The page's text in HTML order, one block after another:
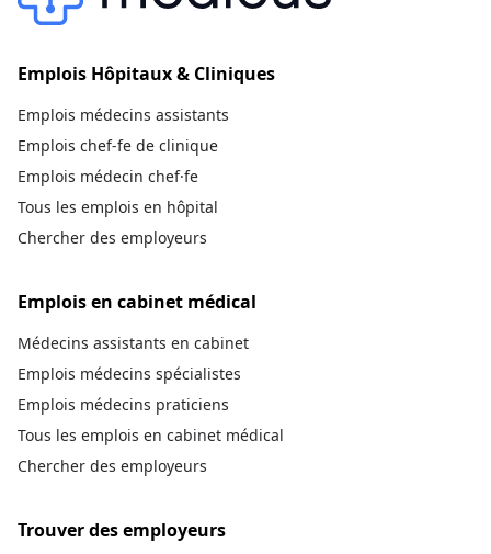
Emplois Hôpitaux & Cliniques
Emplois médecins assistants
Emplois chef-fe de clinique
Emplois médecin chef·fe
Tous les emplois en hôpital
Chercher des employeurs
Emplois en cabinet médical
Médecins assistants en cabinet
Emplois médecins spécialistes
Emplois médecins praticiens
Tous les emplois en cabinet médical
Chercher des employeurs
Trouver des employeurs